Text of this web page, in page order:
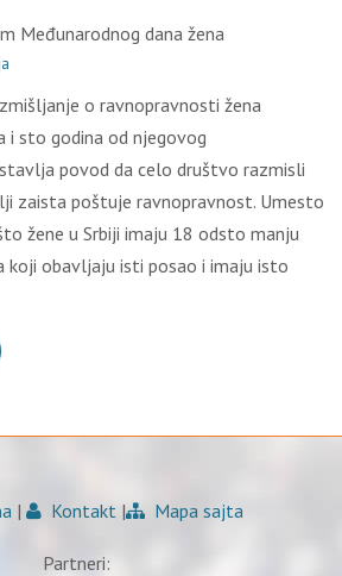
Međunarodnog dana žena
o ravnopravnosti žena
i sto godina od njegovog
povod da celo društvo razmisli
zaista poštuje ravnopravnost. Umesto
žene u Srbiji imaju 18 odsto manju
koji obavljaju isti posao i imaju isto
| Kontakt | Mapa sajta
Partneri: